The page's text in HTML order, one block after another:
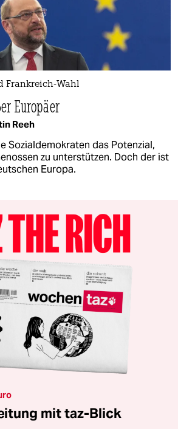
Frankreich-Wahl
Europäer
Reeh
Sozialdemokraten das Potenzial,
zu unterstützen. Doch der ist
Europa.
mit taz-Blick